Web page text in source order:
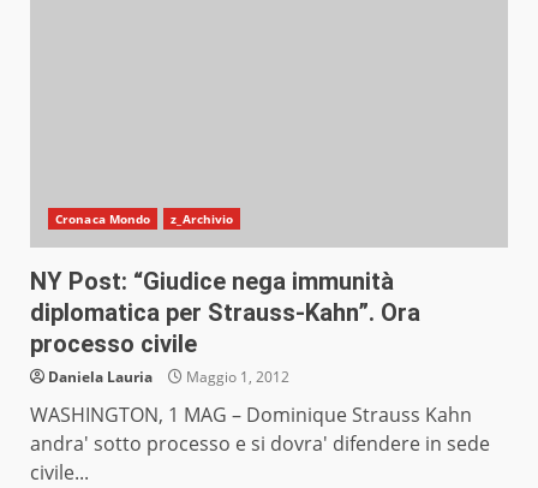
Cronaca Mondo z_Archivio
NY Post: “Giudice nega immunità
diplomatica per Strauss-Kahn”. Ora
processo civile
Daniela Lauria Maggio 1, 2012
WASHINGTON, 1 MAG – Dominique Strauss Kahn
andra' sotto processo e si dovra' difendere in sede
civile...